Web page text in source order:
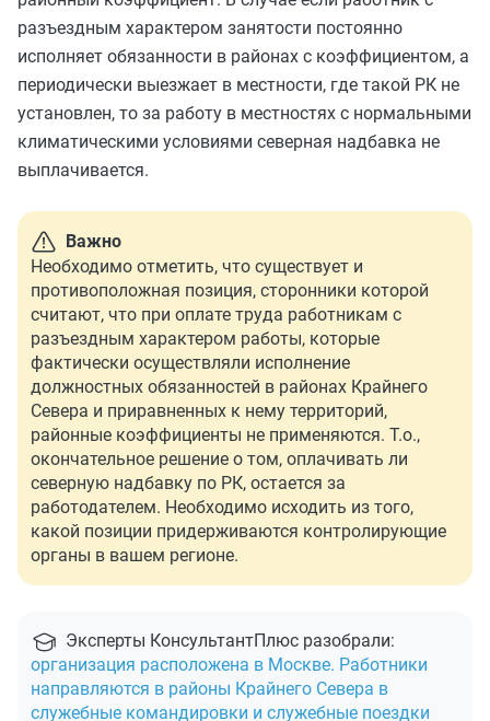
разъездным характером занятости постоянно
исполняет обязанности в районах с коэффициентом, а
периодически выезжает в местности, где такой РК не
установлен, то за работу в местностях с нормальными
климатическими условиями северная надбавка не
выплачивается.
Важно
Необходимо отметить, что существует и
противоположная позиция, сторонники которой
считают, что при оплате труда работникам с
разъездным характером работы, которые
фактически осуществляли исполнение
должностных обязанностей в районах Крайнего
Севера и приравненных к нему территорий,
районные коэффициенты не применяются. Т.о.,
окончательное решение о том, оплачивать ли
северную надбавку по РК, остается за
работодателем. Необходимо исходить из того,
какой позиции придерживаются контролирующие
органы в вашем регионе.
Эксперты КонсультантПлюс разобрали:
организация расположена в Москве. Работники
направляются в районы Крайнего Севера в
служебные командировки и служебные поездки